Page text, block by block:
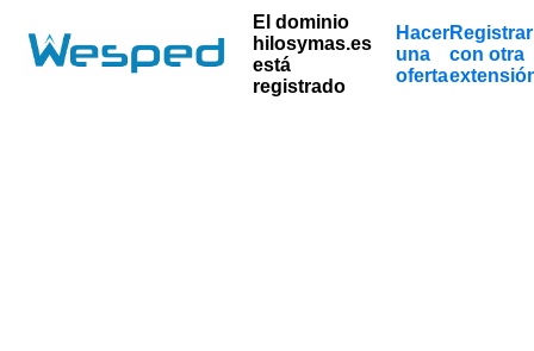
El dominio
hilosymas.es
está
registrado
Hacer
una
oferta
Registrar
con otra